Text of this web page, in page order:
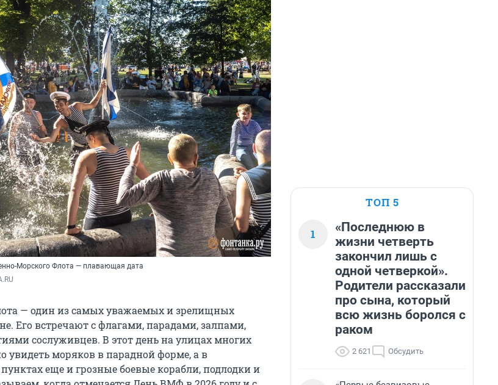
Морского Флота — плавающая дата
— один из самых уважаемых и зрелищных
Его встречают с флагами, парадами, залпами,
сослуживцев. В этот день на улицах многих
увидеть моряков в парадной форме, а в
еще и грозные боевые корабли, подлодки и
ТОП 5
1
«Последнюю в
жизни четверть
закончил лишь с
одной четверкой».
Родители рассказали
про сына, который
всю жизнь боролся с
раком
2 621 Обсудить